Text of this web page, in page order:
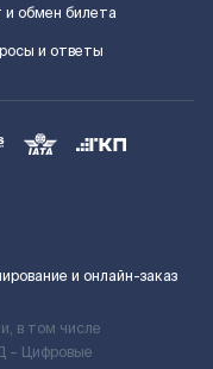
и обмен билета
и ответы
и онлайн-заказ
в том числе
– Цифровые